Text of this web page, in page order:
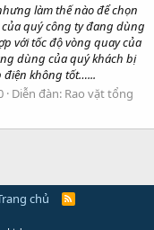
làm thế nào để chọn
quý công ty đang dùng
với tốc độ vòng quay của
dùng của quý khách bị
điện không tốt…...
Diễn đàn: Rao vặt tổng
chủ